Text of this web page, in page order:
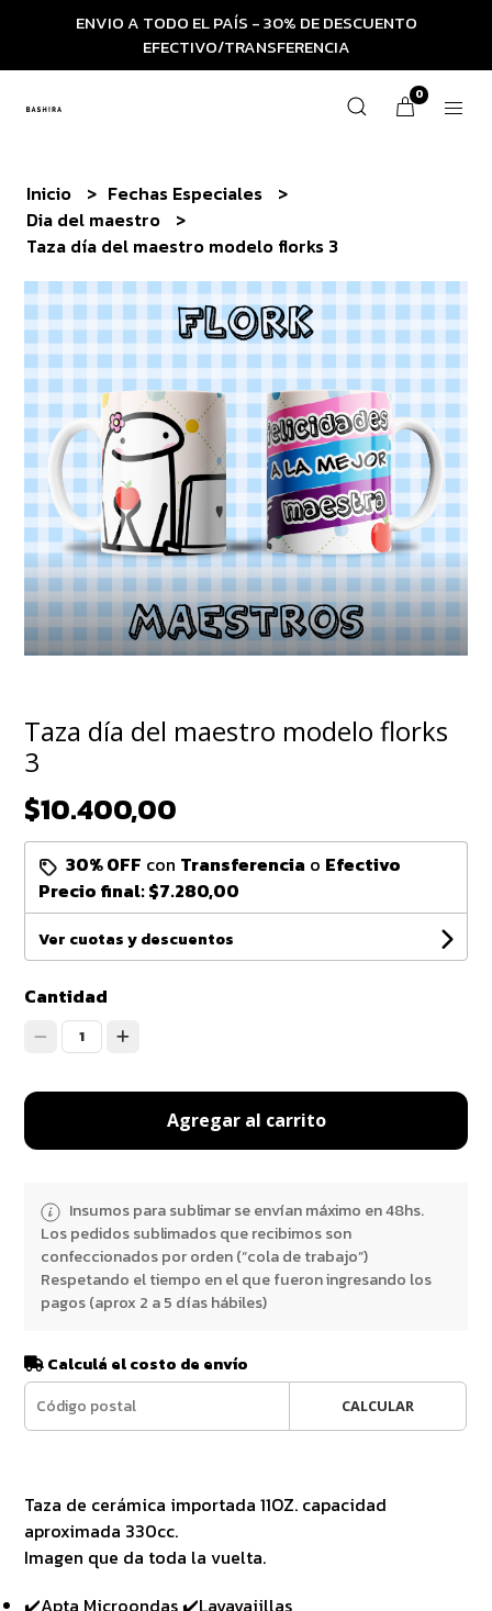
ENVIO A TODO EL PAÍS - 30% DE DESCUENTO
EFECTIVO/TRANSFERENCIA
0
Inicio
Fechas Especiales
Dia del maestro
Taza día del maestro modelo florks 3
Taza día del maestro modelo florks
3
$10.400,00
30% OFF con Transferencia o Efectivo
Precio final:$7.280,00
Ver cuotas y descuentos
Cantidad
1
Agregar al carrito
Insumos para sublimar se envían máximo en 48hs.
Los pedidos sublimados que recibimos son
confeccionados por orden (“cola de trabajo”)
Respetando el tiempo en el que fueron ingresando los
pagos (aprox 2 a 5 días hábiles)
Calculá el costo de envío
CALCULAR
Taza de cerámica importada 11OZ. capacidad
aproximada 330cc.
Imagen que da toda la vuelta.